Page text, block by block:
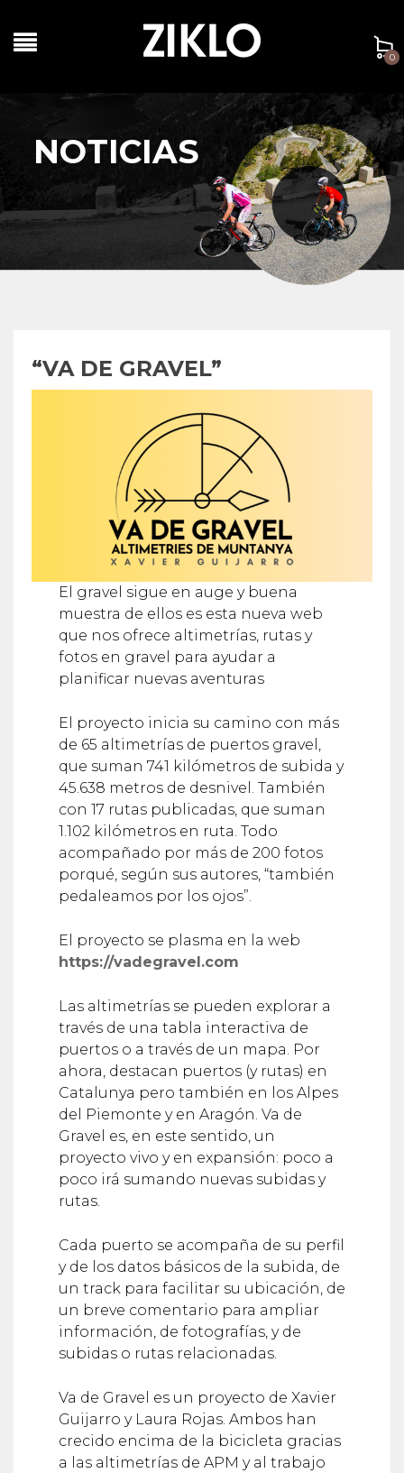
0
NOTICIAS
“VA DE GRAVEL”
El gravel sigue en auge y buena
muestra de ellos es esta nueva web
que nos ofrece altimetrías, rutas y
fotos en gravel para ayudar a
planificar nuevas aventuras
El proyecto inicia su camino con más
de 65 altimetrías de puertos gravel,
que suman 741 kilómetros de subida y
45.638 metros de desnivel. También
con 17 rutas publicadas, que suman
1.102 kilómetros en ruta. Todo
acompañado por más de 200 fotos
porqué, según sus autores, “también
pedaleamos por los ojos”.
El proyecto se plasma en la web
https://vadegravel.com
Las altimetrías se pueden explorar a
través de una tabla interactiva de
puertos o a través de un mapa. Por
ahora, destacan puertos (y rutas) en
Catalunya pero también en los Alpes
del Piemonte y en Aragón. Va de
Gravel es, en este sentido, un
proyecto vivo y en expansión: poco a
poco irá sumando nuevas subidas y
rutas.
Cada puerto se acompaña de su perfil
y de los datos básicos de la subida, de
un track para facilitar su ubicación, de
un breve comentario para ampliar
información, de fotografías, y de
subidas o rutas relacionadas.
Va de Gravel es un proyecto de Xavier
Guijarro y Laura Rojas. Ambos han
crecido encima de la bicicleta gracias
a las altimetrías de APM y al trabajo